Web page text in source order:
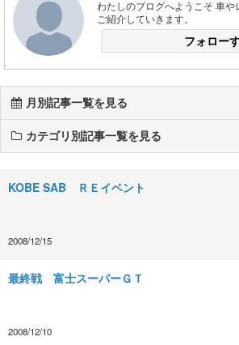
わたしのブログへようこそ 車や
ご紹介していきます。
フォロー
月別記事一覧を見る
カテゴリ別記事一覧を見る
KOBE SAB ＲＥイベント
2008/12/15
最終戦 富士スーパーＧＴ
2008/12/10